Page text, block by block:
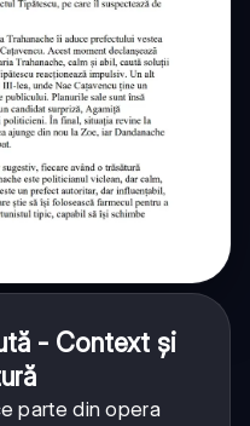
- Context și
parte din opera